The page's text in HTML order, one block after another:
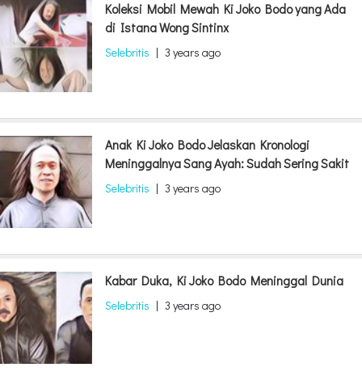
Koleksi Mobil Mewah Ki Joko Bodo yang Ada
di Istana Wong Sintinx
Selebritis | 3 years ago
Anak Ki Joko Bodo Jelaskan Kronologi
Meninggalnya Sang Ayah: Sudah Sering Sakit
Selebritis | 3 years ago
Kabar Duka, Ki Joko Bodo Meninggal Dunia
Selebritis | 3 years ago